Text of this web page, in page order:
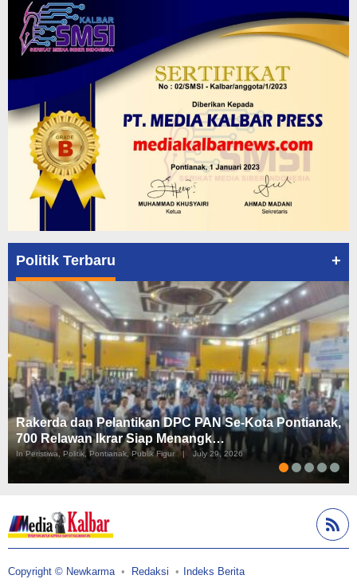
Politik Terbaru +
Rakerda dan Pelantikan DPC PAN Se-Kota Pontianak,
700 Relawan Ikrar Siap Menangk…
In Peristiwa, Politik, Pontianak, Publik Figur July 29, 2026
Copyright © Newkarma Redaksi Indeks Berita